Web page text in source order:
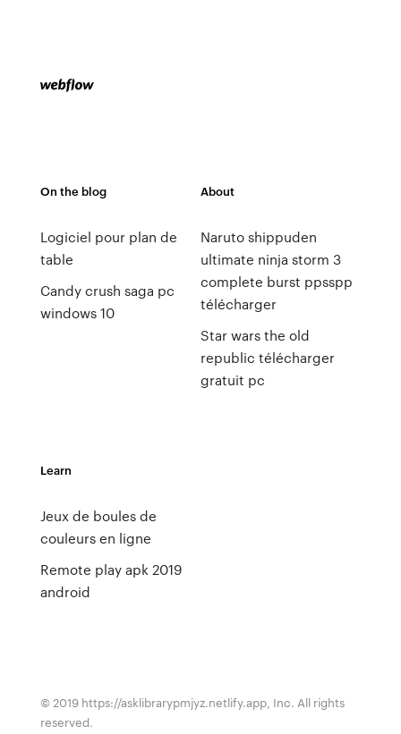
On the blog
Logiciel pour plan de
table
Candy crush saga pc
windows 10
About
Naruto shippuden
ultimate ninja storm 3
complete burst ppsspp
télécharger
Star wars the old
republic télécharger
gratuit pc
Learn
Jeux de boules de
couleurs en ligne
Remote play apk 2019
android
© 2019 https://asklibrarypmjyz.netlify.app, Inc. All rights
reserved.